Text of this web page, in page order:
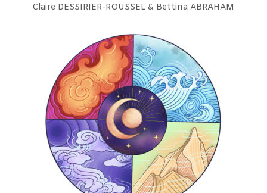
Claire DESSIRIER-ROUSSEL & Bettina ABRAHAM